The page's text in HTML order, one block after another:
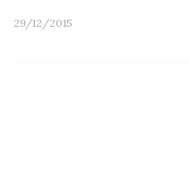
29/12/2015